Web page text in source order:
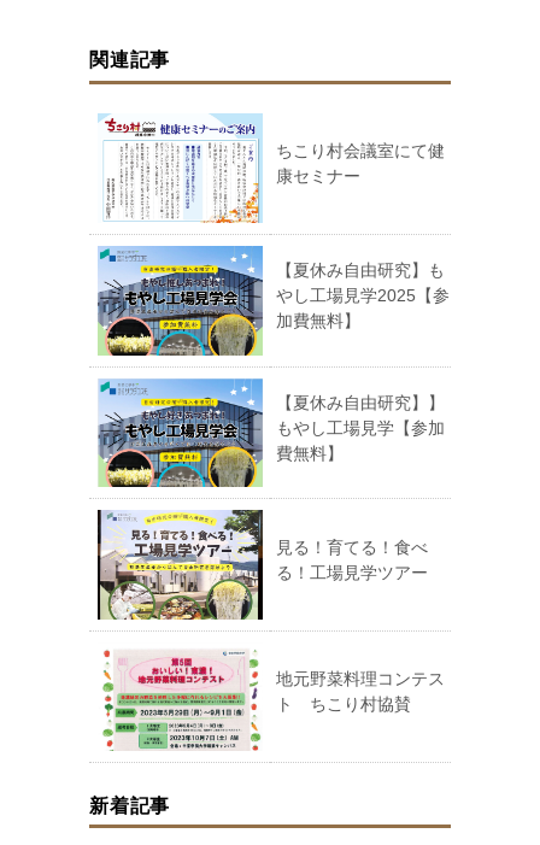
関連記事
ちこり村会議室にて健
康セミナー
【夏休み自由研究】も
やし工場見学2025【参
加費無料】
【夏休み自由研究】】
もやし工場見学【参加
費無料】
見る！育てる！食べ
る！工場見学ツアー
地元野菜料理コンテス
ト ちこり村協賛
新着記事